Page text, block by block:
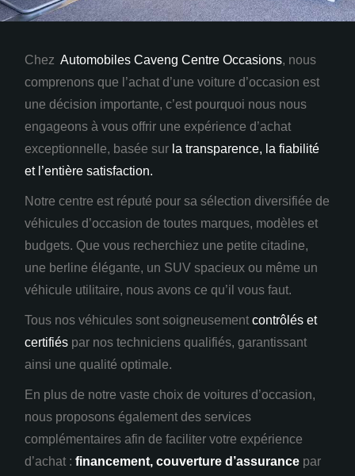
ChezAutomobiles Caveng Centre Occasions, nous
comprenons que l’achat d’une voiture d’occasionest
une décision importante, c’est pourquoi nous nous
engageons à vous offrir une expérience d’achat
exceptionnelle, basée sur la transparence, la fiabilité
et l’entière satisfaction.
Notre centre est réputé pour sa sélection diversifiée de
véhicules d’occasion de toutes marques, modèles et
budgets. Que vous recherchiez une petite citadine,
une berline élégante, un SUV spacieux ou même un
véhicule utilitaire, nous avons ce qu’il vous faut.
Tous nos véhicules sont soigneusementcontrôlés et
certifiés par nos techniciens qualifiés, garantissant
ainsi une qualité optimale.
En plus de notre vaste choix de voitures d’occasion,
nous proposons également des services
complémentaires afin de faciliter votre expérience
d’achat :financement, couverture d’assurance par